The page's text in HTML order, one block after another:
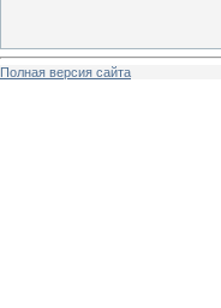
Полная версия сайта